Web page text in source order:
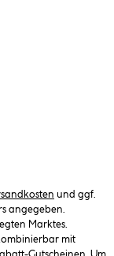
und ggf.
angegeben.
Marktes.
mit